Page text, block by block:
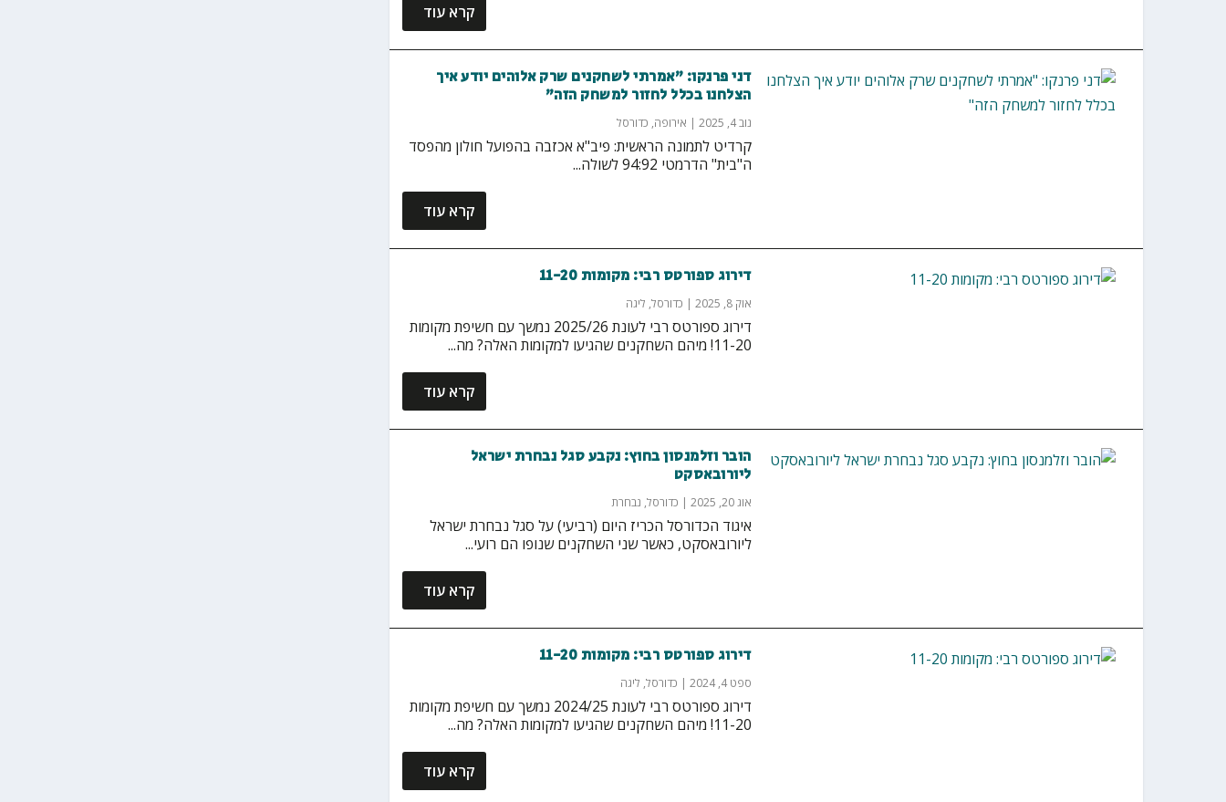
קרא עוד
דני פרנקו: "אמרתי לשחקנים שרק אלוהים יודע איך
הצלחנו בכלל לחזור למשחק הזה"
נוב 4, 2025 | אירופה, כדורסל
קרדיט לתמונה הראשית: פיב"א אכזבה בהפועל חולון מהפסד
ה"בית" הדרמטי 94:92 לשולה...
קרא עוד
דירוג ספורטס רבי: מקומות 11-20
אוק 8, 2025 | כדורסל, ליגה
דירוג ספורטס רבי לעונת 2025/26 נמשך עם חשיפת מקומות
11-20! מיהם השחקנים שהגיעו למקומות האלה? מה...
קרא עוד
הובר וזלמנסון בחוץ: נקבע סגל נבחרת ישראל
ליורובאסקט
אוג 20, 2025 | כדורסל, נבחרת
איגוד הכדורסל הכריז היום (רביעי) על סגל נבחרת ישראל
ליורובאסקט, כאשר שני השחקנים שנופו הם רועי...
קרא עוד
דירוג ספורטס רבי: מקומות 11-20
ספט 4, 2024 | כדורסל, ליגה
דירוג ספורטס רבי לעונת 2024/25 נמשך עם חשיפת מקומות
11-20! מיהם השחקנים שהגיעו למקומות האלה? מה...
קרא עוד